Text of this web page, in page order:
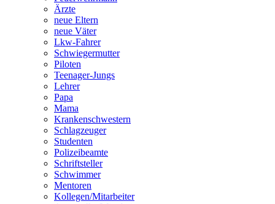
Ärzte
neue Eltern
neue Väter
Lkw-Fahrer
Schwiegermutter
Piloten
Teenager-Jungs
Lehrer
Papa
Mama
Krankenschwestern
Schlagzeuger
Studenten
Polizeibeamte
Schriftsteller
Schwimmer
Mentoren
Kollegen/Mitarbeiter